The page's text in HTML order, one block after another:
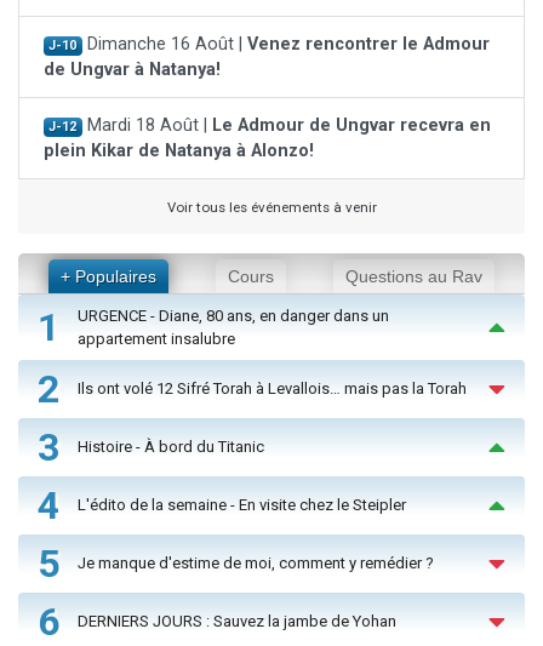
J-10 Dimanche 16 Août | Venez rencontrer le Admour
de Ungvar à Natanya!
J-12 Mardi 18 Août |
Le Admour de Ungvar recevra en
plein Kikar de Natanya à Alonzo!
Voir tous les événements à venir
+ Populaires Cours Questions au Rav
1
URGENCE - Diane, 80 ans, en danger dans un
appartement insalubre
2 Ils ont volé 12 Sifré Torah à Levallois… mais pas la Torah
3 Histoire - À bord du Titanic
4 L'édito de la semaine - En visite chez le Steipler
5 Je manque d'estime de moi, comment y remédier ?
6 DERNIERS JOURS : Sauvez la jambe de Yohan